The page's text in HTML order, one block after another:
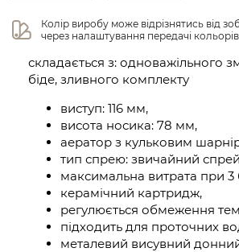
Колір виробу може відрізнятись від
через налаштування передачі
складається з: одноважільного
біде, зливного комплекту
виступ: 116 мм,
висота носика: 78 мм,
аератор з кульковим
тип спрею: звичайний
максимальна витрата при 3
керамічний картридж,
регулюється обмеження
підходить для проточних
металевий висувний